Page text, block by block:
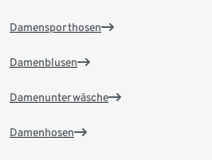
Damensporthosen
Damenblusen
Damenunterwäsche
Damenhosen